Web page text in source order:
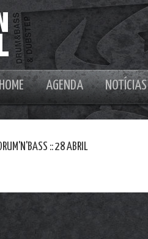
HOME AGENDA NOTÍCIAS
:: 28 ABRIL